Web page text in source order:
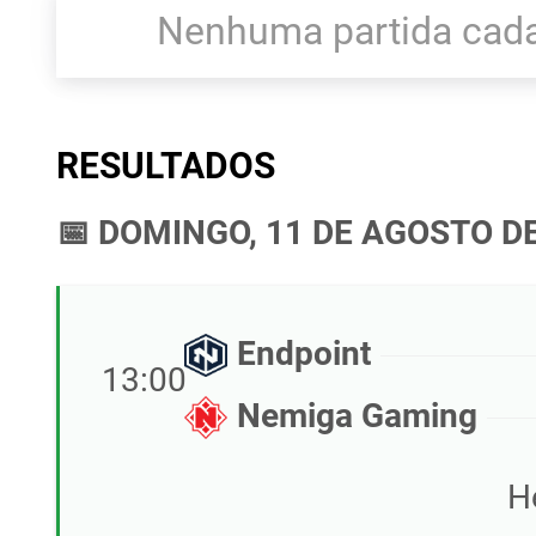
Nenhuma partida
RESULTADOS
📅 DOMINGO, 11 DE AGOSTO
13:00
Endpoint
Nemiga Gaming